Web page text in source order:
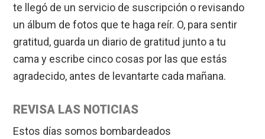
te llegó de un servicio de suscripción o revisando
un álbum de fotos que te haga reír. O, para sentir
gratitud, guarda un diario de gratitud junto a tu
cama y escribe cinco cosas por las que estás
agradecido, antes de levantarte cada mañana.
REVISA LAS NOTICIAS
Estos días somos bombardeados